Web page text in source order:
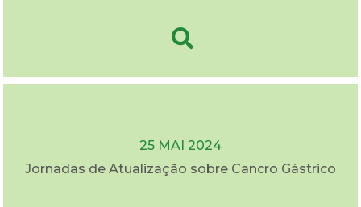
25 MAI 2024
Jornadas de Atualização sobre Cancro Gástrico